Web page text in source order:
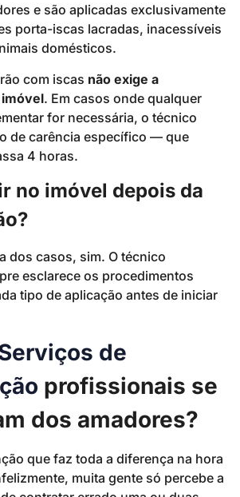
e são aplicadas exclusivamente
porta-iscas lacradas, inacessíveis
domésticos.
com iscas não exige a
. Em casos onde qualquer
for necessária, o técnico
de carência específico — que
4 horas.
no imóvel depois da
dos casos, sim. O técnico
esclarece os procedimentos
tipo de aplicação antes de iniciar
de
profissionais se
dos amadores?
que faz toda a diferença na hora
muita gente só percebe a